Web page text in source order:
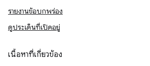
รายงานข้อบกพร่อง
ดูประเด็นที่เปิดอยู่
เนื้อหาที่เกี่ยวข้อง